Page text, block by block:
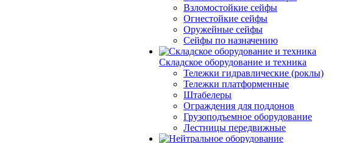
Взломостойкие сейфы
Огнестойкие сейфы
Оружейные сейфы
Сейфы по назначению
Складское оборудование и техника
Тележки гидравлические (роклы)
Тележки платформенные
Штабелеры
Ограждения для поддонов
Грузоподъемное оборудование
Лестницы передвижные